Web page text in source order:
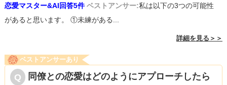
恋愛マスター&AI回答5件 ベストアンサー:私は以下の3つの可能性
があると思います。 ①未練がある...
詳細を見る＞＞
ベストアンサーあり
同僚との恋愛はどのようにアプローチしたら